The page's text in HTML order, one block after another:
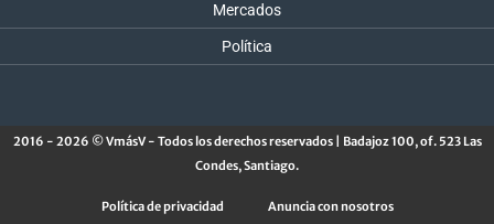
Mercados
Política
2016 - 2026 © VmásV - Todos los derechos reservados | Badajoz 100, of. 523 Las
Condes, Santiago.
Política de privacidad Anuncia con nosotros